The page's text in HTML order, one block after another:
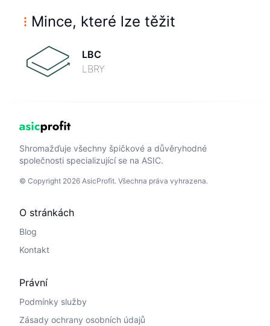
Mince, které lze těžit
LBC
LBRY
Shromažďuje všechny špičkové a důvěryhodné
společnosti specializující se na ASIC.
© Copyright 2026 AsicProfit. Všechna práva vyhrazena.
O stránkách
Blog
Kontakt
Právní
Podmínky služby
Zásady ochrany osobních údajů